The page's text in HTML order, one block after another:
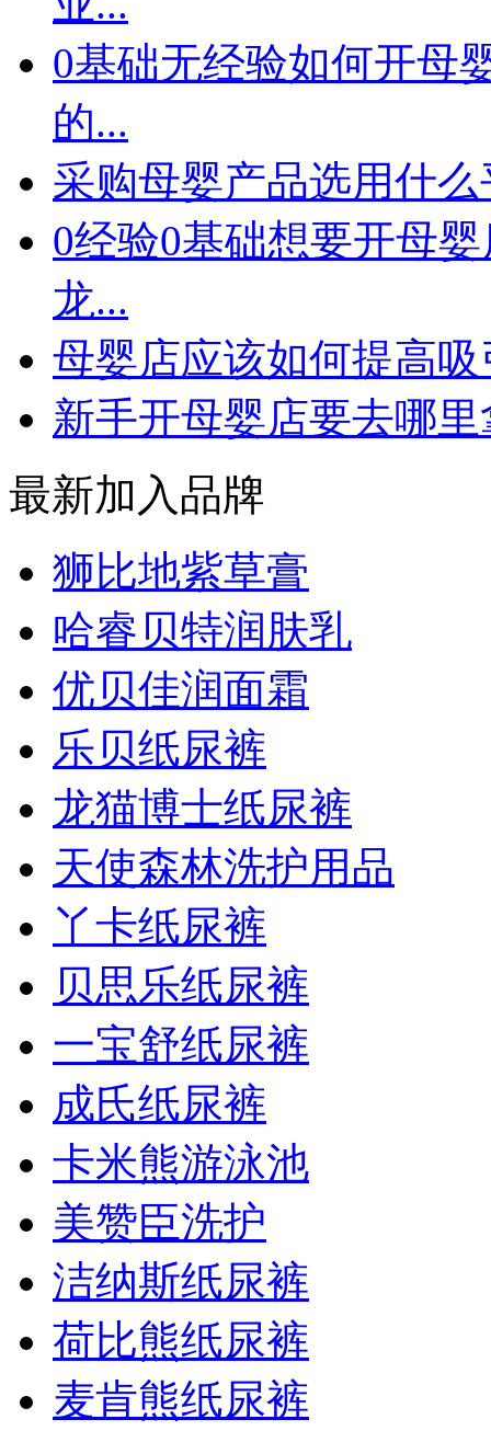
0基础无经验如何开母
的...
采购母婴产品选用什
0经验0基础想要开母
龙...
母婴店应该如何提高
新手开母婴店要去哪
最新加入品牌
狮比地紫草膏
哈睿贝特润肤乳
优贝佳润面霜
乐贝纸尿裤
龙猫博士纸尿裤
天使森林洗护用品
丫卡纸尿裤
贝思乐纸尿裤
一宝舒纸尿裤
成氏纸尿裤
卡米熊游泳池
美赞臣洗护
洁纳斯纸尿裤
荷比熊纸尿裤
麦肯熊纸尿裤